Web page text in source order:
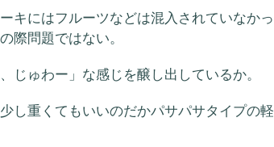
キにはフルーツなどは混入されていなかっ
際問題ではない。
じゅわー」な感じを醸し出しているか。
し重くてもいいのだかパサパサタイプの軽